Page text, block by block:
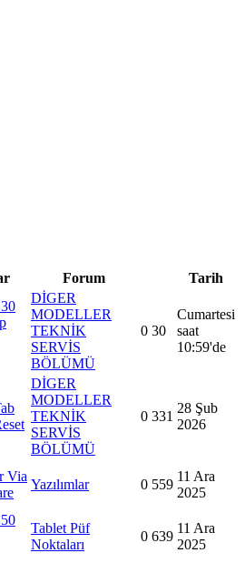
Forum
Tarih
DİGER
MODELLER
TEKNİK
SERVİS
BÖLÜMÜ
0 30
Cumartesi
saat
10:59'de
DİGER
MODELLER
TEKNİK
SERVİS
BÖLÜMÜ
0 331
28 Şub
2026
Via
Yazılımlar 0 559
11 Ara
2025
Tablet Püf
Noktaları
0 639
11 Ara
2025